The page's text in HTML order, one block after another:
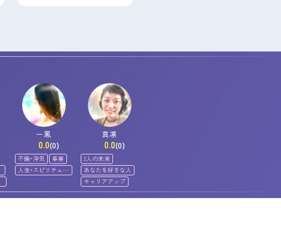
一鳳
0.0(0)
不倫・浮気
事業
人生・スピリチュア
ル
真凛
0.0(0)
2人の未来
あなたを好きな人
キャリアアップ